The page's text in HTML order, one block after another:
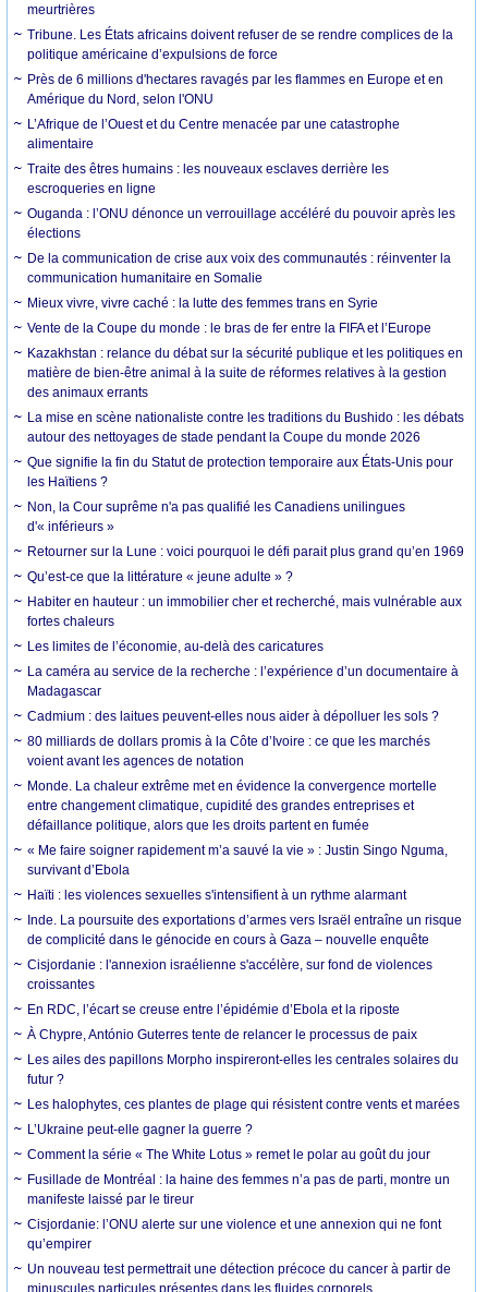
meurtrières
Tribune. Les États africains doivent refuser de se rendre complices de la
politique américaine d’expulsions de force
Près de 6 millions d'hectares ravagés par les flammes en Europe et en
Amérique du Nord, selon l'ONU
L’Afrique de l’Ouest et du Centre menacée par une catastrophe
alimentaire
Traite des êtres humains : les nouveaux esclaves derrière les
escroqueries en ligne
Ouganda : l’ONU dénonce un verrouillage accéléré du pouvoir après les
élections
De la communication de crise aux voix des communautés : réinventer la
communication humanitaire en Somalie
Mieux vivre, vivre caché : la lutte des femmes trans en Syrie
Vente de la Coupe du monde : le bras de fer entre la FIFA et l’Europe
Kazakhstan : relance du débat sur la sécurité publique et les politiques en
matière de bien-être animal à la suite de réformes relatives à la gestion
des animaux errants
La mise en scène nationaliste contre les traditions du Bushido : les débats
autour des nettoyages de stade pendant la Coupe du monde 2026
Que signifie la fin du Statut de protection temporaire aux États-Unis pour
les Haïtiens ?
Non, la Cour suprême n'a pas qualifié les Canadiens unilingues
d'« inférieurs »
Retourner sur la Lune : voici pourquoi le défi parait plus grand qu’en 1969
Qu’est-ce que la littérature « jeune adulte » ?
Habiter en hauteur : un immobilier cher et recherché, mais vulnérable aux
fortes chaleurs
Les limites de l’économie, au-delà des caricatures
La caméra au service de la recherche : l’expérience d’un documentaire à
Madagascar
Cadmium : des laitues peuvent-elles nous aider à dépolluer les sols ?
80 milliards de dollars promis à la Côte d’Ivoire : ce que les marchés
voient avant les agences de notation
Monde. La chaleur extrême met en évidence la convergence mortelle
entre changement climatique, cupidité des grandes entreprises et
défaillance politique, alors que les droits partent en fumée
« Me faire soigner rapidement m’a sauvé la vie » : Justin Singo Nguma,
survivant d’Ebola
Haïti : les violences sexuelles s'intensifient à un rythme alarmant
Inde. La poursuite des exportations d’armes vers Israël entraîne un risque
de complicité dans le génocide en cours à Gaza – nouvelle enquête
Cisjordanie : l'annexion israélienne s'accélère, sur fond de violences
croissantes
En RDC, l’écart se creuse entre l’épidémie d’Ebola et la riposte
À Chypre, António Guterres tente de relancer le processus de paix
Les ailes des papillons Morpho inspireront-elles les centrales solaires du
futur ?
Les halophytes, ces plantes de plage qui résistent contre vents et marées
L’Ukraine peut-elle gagner la guerre ?
Comment la série « The White Lotus » remet le polar au goût du jour
Fusillade de Montréal : la haine des femmes n’a pas de parti, montre un
manifeste laissé par le tireur
Cisjordanie: l’ONU alerte sur une violence et une annexion qui ne font
qu’empirer
Un nouveau test permettrait une détection précoce du cancer à partir de
minuscules particules présentes dans les fluides corporels